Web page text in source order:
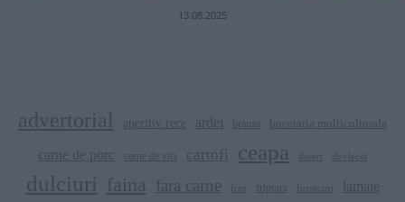
13.08.2025
advertorial aperitiv rece ardei branza bucataria multiculturala
carne de porc carne de vita cartofi ceapa
dulciuri faina fara carne friptura lamaie